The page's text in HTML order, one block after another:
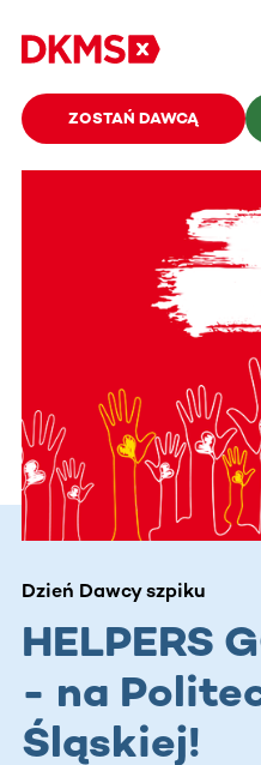
ZOSTAŃ DAWCĄ
Dzień Dawcy szpiku
HELPERS
- na
Śląskiej!